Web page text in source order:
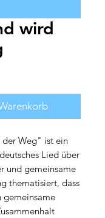
wird
der Weg" ist ein
Lied über
und gemeinsame
thematisiert, dass
gemeinsame